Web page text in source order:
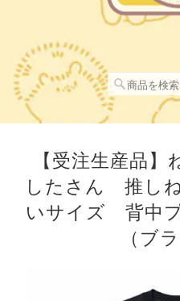
【受注生産品
したさん 推し
いサイズ 背中
（ブ